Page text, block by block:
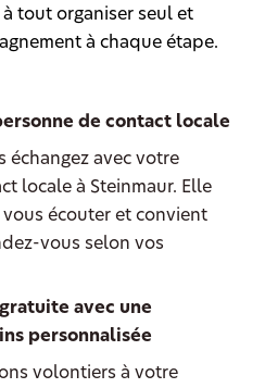
à tout organiser seul et
à chaque étape.
de contact locale
échangez avec votre
locale à Steinmaur. Elle
écouter et convient
vous selon vos
avec une
personnalisée
volontiers à votre